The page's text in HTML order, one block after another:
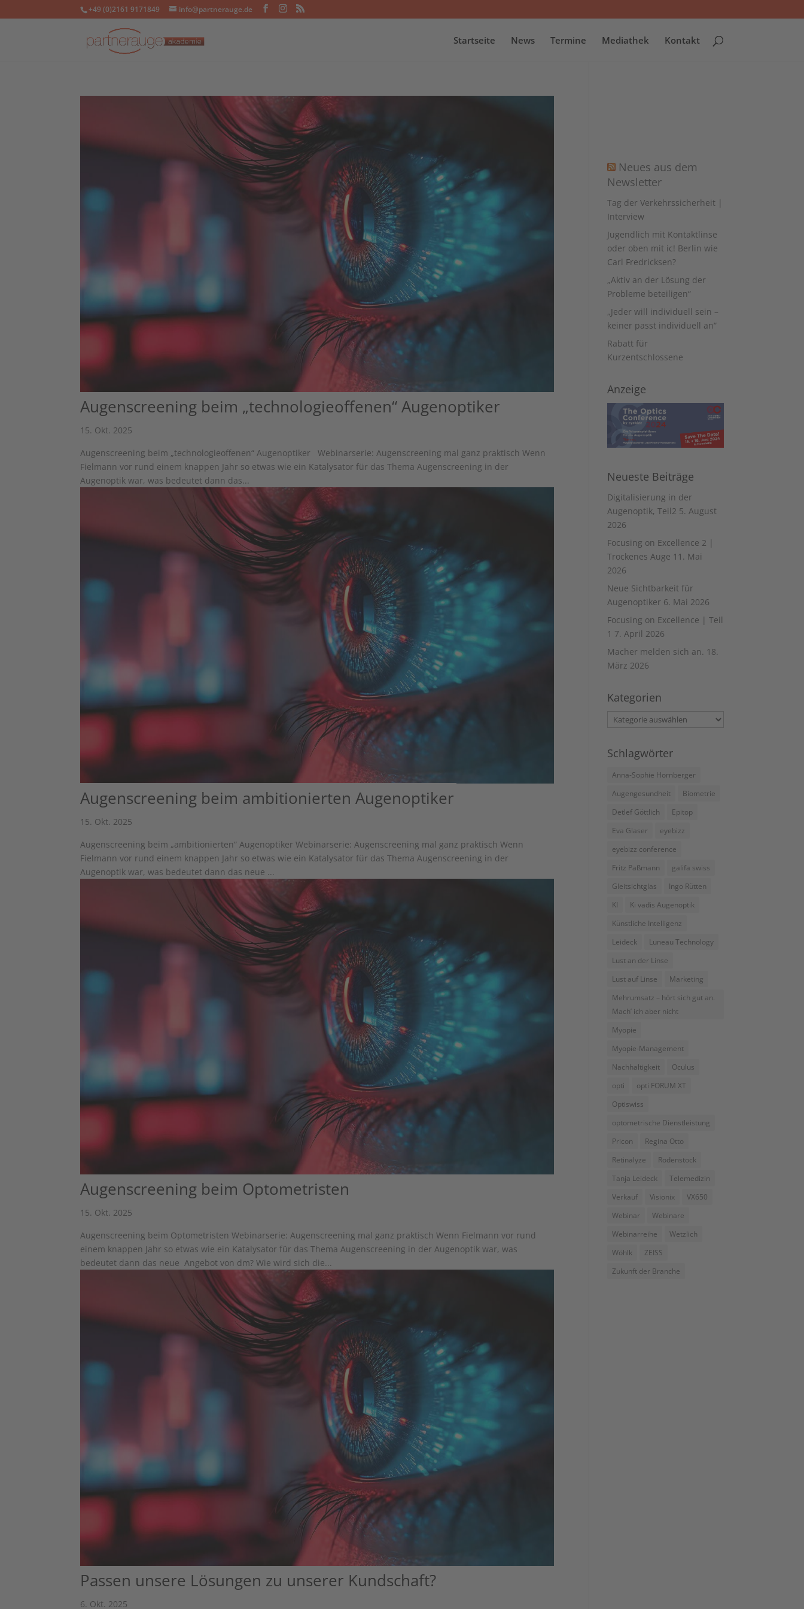
+49 (0)2161 9171849 info@partnerauge.de
Startseite News Termine Mediathek Kontakt
Augenscreening beim „technologieoffenen“ Augenoptiker
15. Okt. 2025
Augenscreening beim „technologieoffenen“ Augenoptiker Webinarserie: Augenscreening mal ganz praktisch Wenn
Fielmann vor rund einem knappen Jahr so etwas wie ein Katalysator für das Thema Augenscreening in der
Augenoptik war, was bedeutet dann das...
Augenscreening beim ambitionierten Augenoptiker
15. Okt. 2025
Augenscreening beim „ambitionierten“ Augenoptiker Webinarserie: Augenscreening mal ganz praktisch Wenn
Fielmann vor rund einem knappen Jahr so etwas wie ein Katalysator für das Thema Augenscreening in der
Augenoptik war, was bedeutet dann das neue ­...
Augenscreening beim Optometristen
15. Okt. 2025
Augenscreening beim Optometristen Webinarserie: Augenscreening mal ganz praktisch Wenn Fielmann vor rund
einem knappen Jahr so etwas wie ein Katalysator für das Thema Augenscreening in der Augenoptik war, was
bedeutet dann das neue ­ Angebot von dm? Wie wird sich die...
Passen unsere Lösungen zu unserer Kundschaft?
6. Okt. 2025
Neues aus dem
Newsletter
Tag der Verkehrssicherheit |
Interview
Jugendlich mit Kontaktlinse
oder oben mit ic! Berlin wie
Carl Fredricksen?
„Aktiv an der Lösung der
Probleme beteiligen“
„Jeder will individuell sein –
keiner passt individuell an“
Rabatt für
Kurzentschlossene
Anzeige
Neueste Beiträge
Digitalisierung in der
Augenoptik, Teil2 5. August
2026
Focusing on Excellence 2 |
Trockenes Auge 11. Mai
2026
Neue Sichtbarkeit für
Augenoptiker 6. Mai 2026
Focusing on Excellence | Teil
1 7. April 2026
Macher melden sich an. 18.
März 2026
Kategorien
Kategorien
Schlagwörter
Anna-Sophie Hornberger
Augengesundheit
Biometrie
Detlef Göttlich
Epitop
Eva Glaser
eyebizz
eyebizz conference
Fritz Paßmann
galifa swiss
Gleitsichtglas
Ingo Rütten
KI
Ki vadis Augenoptik
Künstliche Intelligenz
Leideck
Luneau Technology
Lust an der Linse
Lust auf Linse
Marketing
Mehrumsatz – hört sich gut an.
Mach’ ich aber nicht
Myopie
Myopie-Management
Nachhaltigkeit
Oculus
opti
opti FORUM XT
Optiswiss
optometrische Dienstleistung
Pricon
Regina Otto
Retinalyze
Rodenstock
Tanja Leideck
Telemedizin
Verkauf
Visionix
VX650
Webinar
Webinare
Webinarreihe
Wetzlich
Wöhlk
ZEISS
Zukunft der Branche